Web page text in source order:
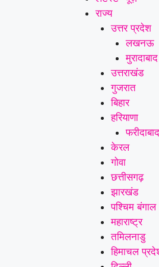
राज्य
उत्तर प्रदेश
लखनऊ
मुरादाबाद
उत्तराखंड
गुजरात
बिहार
हरियाणा
फरीदाबाद
केरल
गोवा
छत्तीसगढ़
झारखंड
पश्चिम बंगाल
महाराष्ट्र
तमिलनाडु
हिमाचल